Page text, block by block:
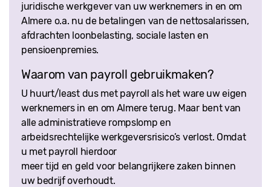
juridische werkgever van uw werknemers in en om
Almere o.a. nu de betalingen van de nettosalarissen,
afdrachten loonbelasting, sociale lasten en
pensioenpremies.
Waarom van payroll gebruikmaken?
U huurt/least dus met payroll als het ware uw eigen
werknemers in en om Almere terug. Maar bent van
alle administratieve rompslomp en
arbeidsrechtelijke werkgeversrisico’s verlost. Omdat
u met payroll hierdoor
meer tijd en geld voor belangrijkere zaken binnen
uw bedrijf overhoudt.